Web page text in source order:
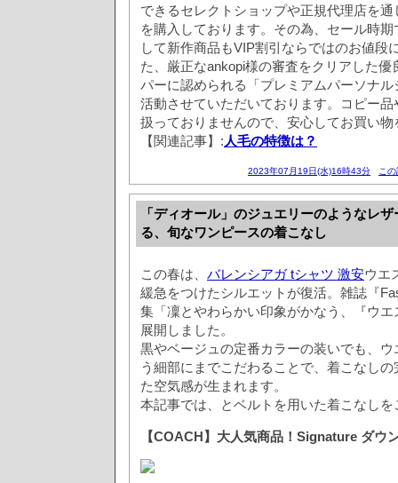
できるセレクトショップや正規代理店を
を購入しております。その為、セール時
して新作商品もVIP割引ならではのお値段
た、厳正なankopi様の審査をクリアした優
パーに認められる「プレミアムパーソナ
活動させていただいております。コピー
扱っておりませんので、安心してお買い
【関連記事】: 人毛の特徴は？
2023年07月19日(水)16時43分 こ
「ディオール」のジュエリーのようなレ
る、旬なワンピースの着こなし
この春は、 バレンシアガ tシャツ 激安ウエ
緩急をつけたシルエットが復活。雑誌『
集「凜とやわらかい印象がかなう、『ウ
展開しました。
黒やベージュの定番カラーの装いでも、
う細部にまでこだわることで、着こなし
た空気感が生まれます。
本記事では、とベルトを用いた着こなし
【COACH】大人気商品！Signature ダウ